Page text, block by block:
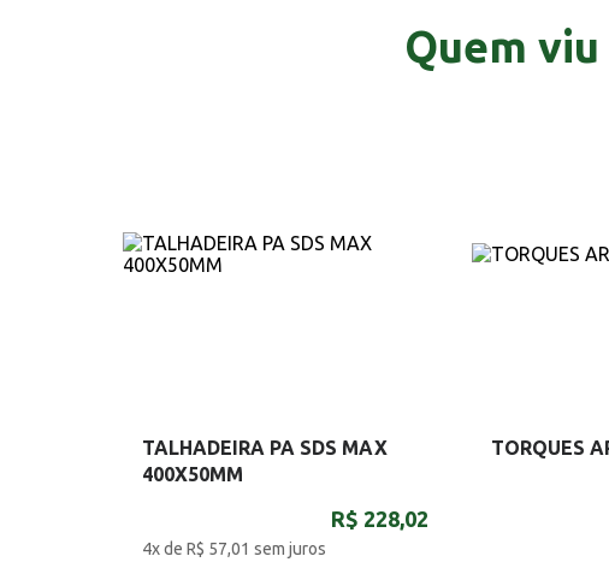
Quem
TALHADEIRA PA SDS MAX
400X50MM
R$ 228,02
4x de R$ 57,01 sem juros
TORQUES